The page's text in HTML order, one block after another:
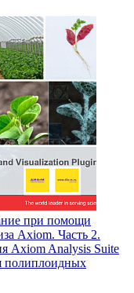
при помощи
Axiom. Часть 2.
Axiom Analysis Suite
полиплоидных